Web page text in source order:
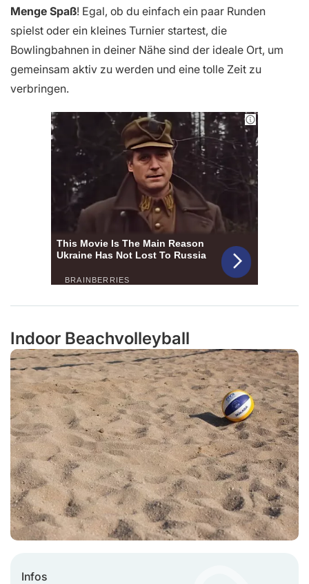
Menge Spaß! Egal, ob du einfach ein paar Runden
spielst oder ein kleines Turnier startest, die
Bowlingbahnen in deiner Nähe sind der ideale Ort, um
gemeinsam aktiv zu werden und eine tolle Zeit zu
verbringen.
Indoor Beachvolleyball
Infos